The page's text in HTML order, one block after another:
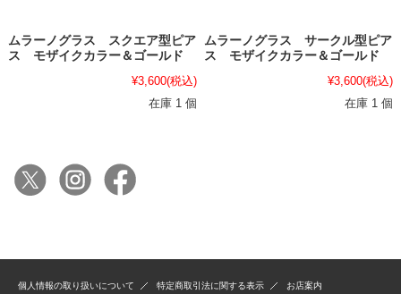
ムラーノグラス スクエア型ピア
ス モザイクカラー＆ゴールド
¥3,600(税込)
在庫 1 個
ムラーノグラス サークル型ピア
ス モザイクカラー＆ゴールド
¥3,600(税込)
在庫 1 個
個人情報の取り扱いについて 特定商取引法に関する表示 お店案内